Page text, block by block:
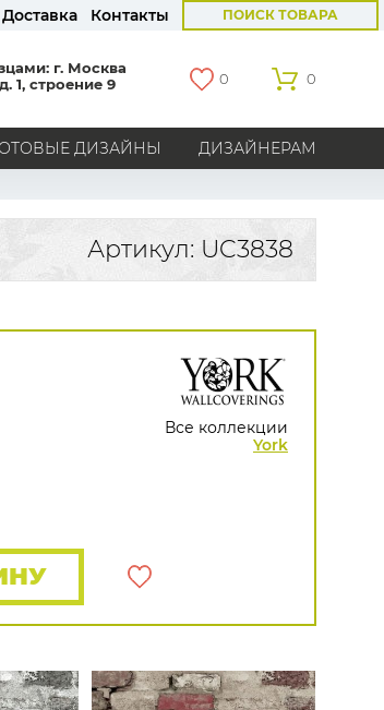
Доставка Контакты ПОИСК ТОВАРА
г. Москва
1, строение 9
0 0
ДИЗАЙНЫ ДИЗАЙНЕРАМ
Бельгия
Германия
Россия Все страны
Aura
York
Bernardo Bartalucci
AS Creation
ВСЕ ОБОИ
Артикул: UC3838
Все коллекции
York